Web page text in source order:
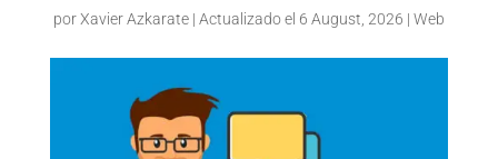
porXavier Azkarate| Actualizado el 6 August, 2026 | Web